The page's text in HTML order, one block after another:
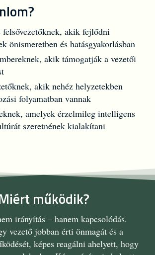
felsővezetőknek, akik fejlődni
önismeretben és hatásgyakorlásban
akik támogatják a vezetői
akik nehéz helyzetekben
folyamatban vannak
amelyek érzelmileg intelligens
szeretnének kialakítani
működik?
irányítás – hanem kapcsolódás.
vezető jobban érti önmagát és a
képes reagálni ahelyett, hogy